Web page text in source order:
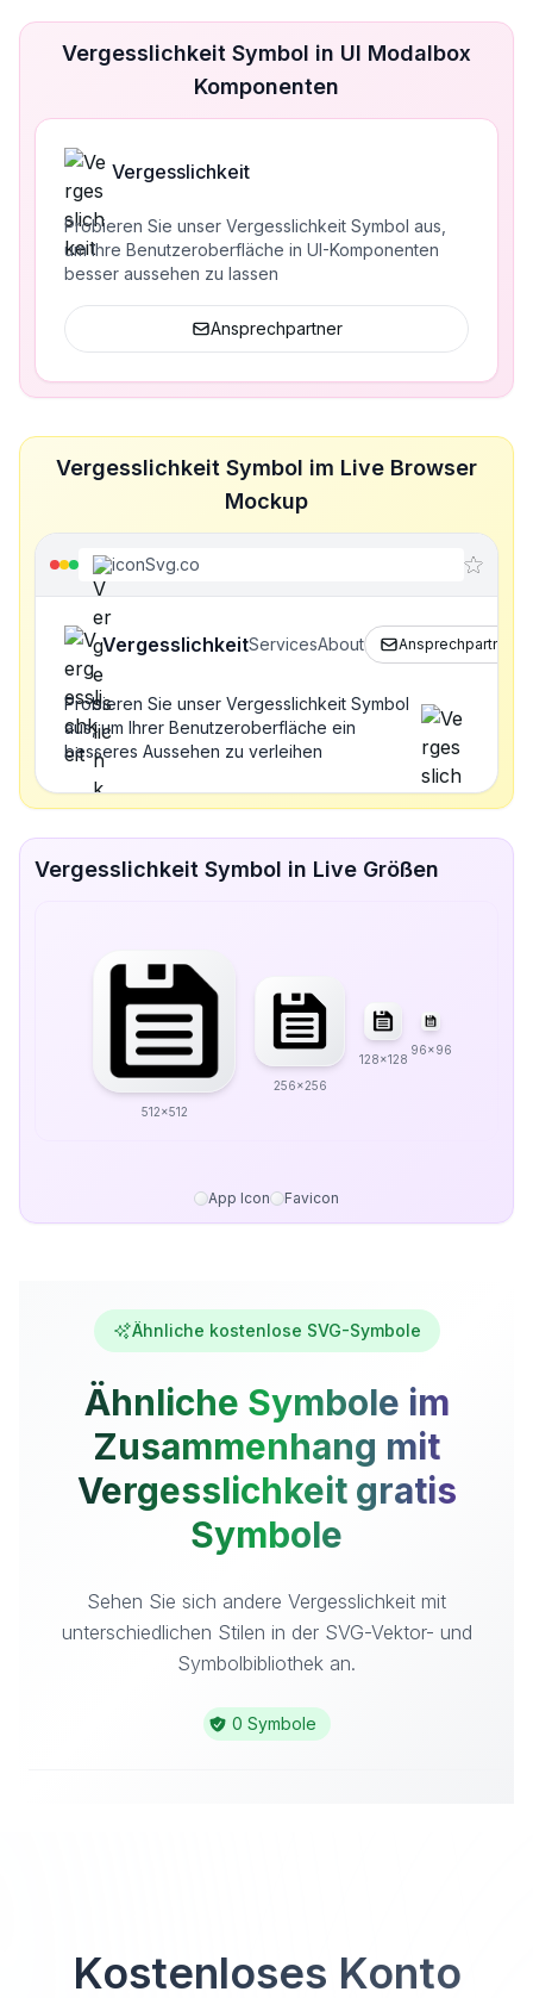
Vergesslichkeit Symbol in UI Modalbox
Komponenten
Vergesslichkeit
Probieren Sie unser Vergesslichkeit Symbol aus,
um Ihre Benutzeroberfläche in UI-Komponenten
besser aussehen zu lassen
Ansprechpartner
Vergesslichkeit Symbol im Live Browser
Mockup
iconSvg.co
VergesslichkeitServicesAbout Ansprechpartner
Probieren Sie unser Vergesslichkeit Symbol
aus, um Ihrer Benutzeroberfläche ein
besseres Aussehen zu verleihen
Vergesslichkeit Symbol in Live Größen
512x512
256x256
128x128
96x96
App Icon Favicon
Ähnliche kostenlose SVG-Symbole
Ähnliche Symbole im
Zusammenhang mit
Vergesslichkeit gratis
Symbole
Sehen Sie sich andere Vergesslichkeit mit
unterschiedlichen Stilen in der SVG-Vektor- und
Symbolbibliothek an.
0 Symbole
Kostenloses Konto